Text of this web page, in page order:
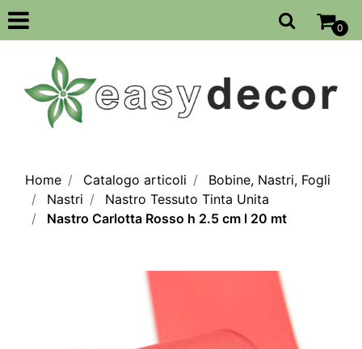
Open
0
Home Catalogo articoli
Bobine, Nastri, Fogli
Nastri
Nastro Tessuto Tinta Unita
Nastro Carlotta Rosso h 2.5 cm l 20 mt